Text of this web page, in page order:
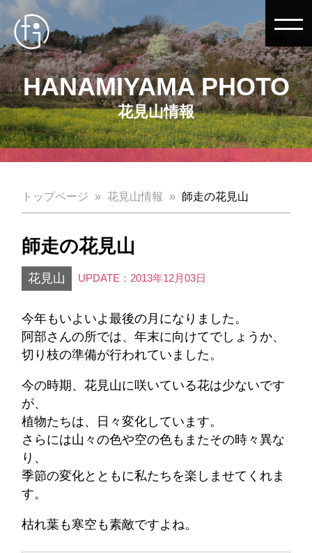
HANAMIYAMA PHOTO
花見山情報
トップページ 花見山情報 師走の花見山
師走の花見山
花見山 UPDATE：2013年12月03日
今年もいよいよ最後の月になりました。
阿部さんの所では、年末に向けてでしょうか、
切り枝の準備が行われていました。
今の時期、花見山に咲いている花は少ないです
が、
植物たちは、日々変化しています。
さらには山々の色や空の色もまたその時々異な
り、
季節の変化とともに私たちを楽しませてくれま
す。
枯れ葉も寒空も素敵ですよね。